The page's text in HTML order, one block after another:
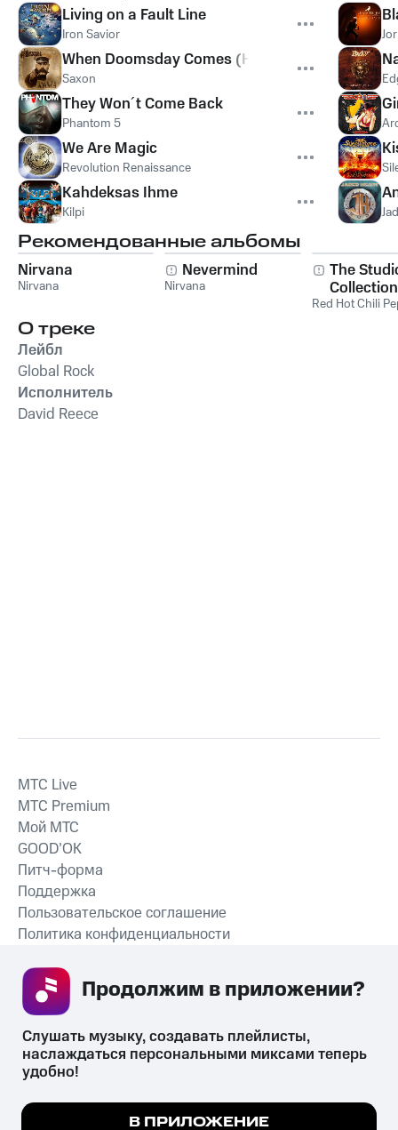
Living on a Fault Line
Iron Savior
When Doomsday Comes (Hybrid Theory)
Saxon
They Won´t Come Back
Phantom 5
We Are Magic
Revolution Renaissance
Kahdeksas Ihme
Kilpi
Рекомендованные альбомы
Nirvana
Nirvana
Nevermind
Nirvana
The
Collection
Red Hot Chili
О треке
Лейбл
Global Rock
Исполнитель
David Reece
СКАЧАТЬ ПРИЛОЖЕНИЕ
MTС Live
MTС Premium
Мой МТС
GOOD’OK
Питч-форма
Поддержка
Пользовательское соглашение
Политика конфиденциальности
психотропных веществ, их аналогов причиняет вред здоровью,
их незаконный оборот запрещён и влечёт установленную
Мы используем куки, чтобы на сайте все
Слушать музыку, создавать плейлисты,
наслаждаться персональными миксами теперь
удобно!
В ПРИЛОЖЕНИЕ